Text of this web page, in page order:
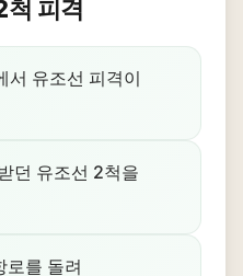
피격
서 유조선 피격이
던 유조선 2척을
로를 돌려